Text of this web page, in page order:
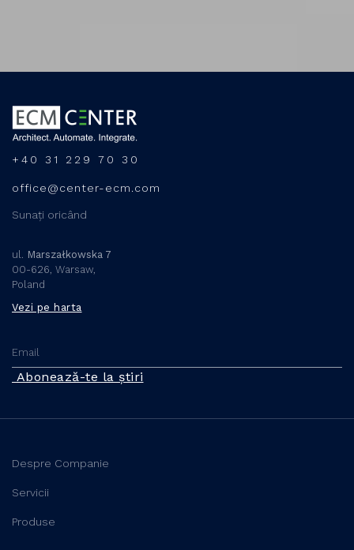
+40 31 229 70 30
office@center-ecm.com
Sunați oricând
ul. Marszałkowska 7
00-626, Warsaw,
Poland
Vezi pe harta
Abonează-te la știri
Despre Companie
Servicii
Produse